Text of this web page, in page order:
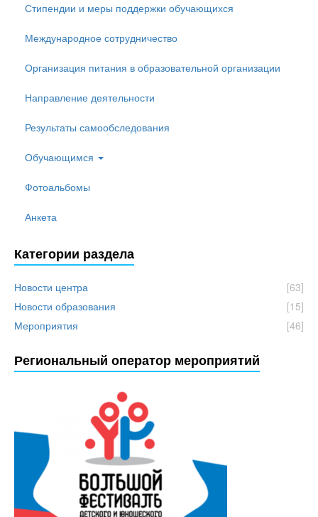
Стипендии и меры поддержки обучающихся
Международное сотрудничество
Организация питания в образовательной организации
Направление деятельности
Результаты самообследования
Обучающимся
Фотоальбомы
Анкета
Категории раздела
Новости центра
[63]
Новости образования
[15]
Мероприятия
[46]
Региональный оператор мероприятий